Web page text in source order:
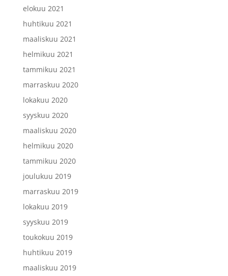
elokuu 2021
huhtikuu 2021
maaliskuu 2021
helmikuu 2021
tammikuu 2021
marraskuu 2020
lokakuu 2020
syyskuu 2020
maaliskuu 2020
helmikuu 2020
tammikuu 2020
joulukuu 2019
marraskuu 2019
lokakuu 2019
syyskuu 2019
toukokuu 2019
huhtikuu 2019
maaliskuu 2019